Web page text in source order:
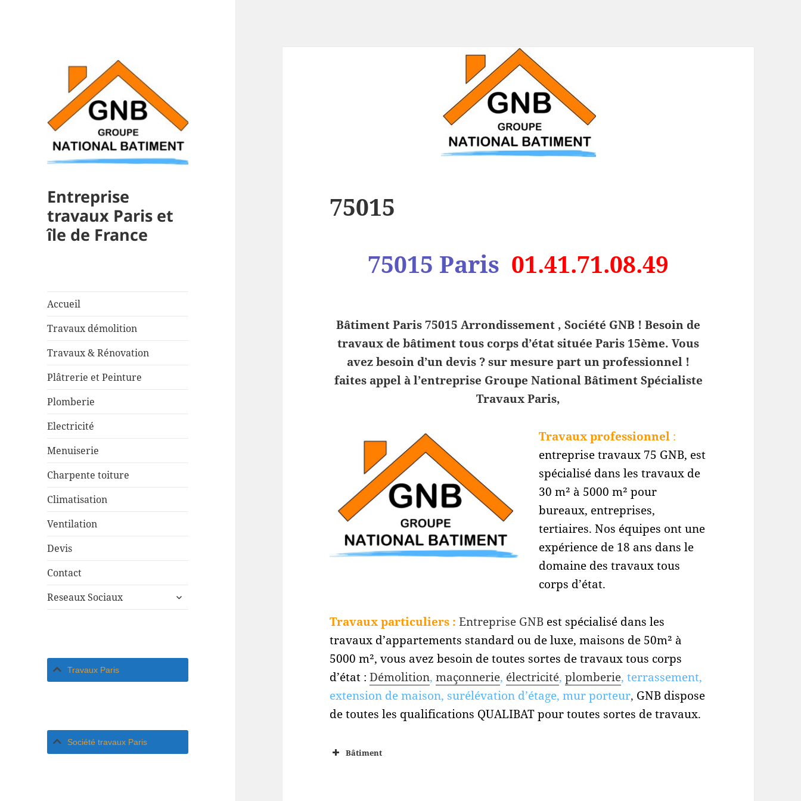
Entreprise
travaux Paris et
île de France
Accueil
Travaux démolition
Travaux & Rénovation
Plâtrerie et Peinture
Plomberie
Electricité
Menuiserie
Charpente toiture
Climatisation
Ventilation
Devis
Contact
Reseaux Sociaux
ouvrir
Travaux Paris
Société travaux Paris
75015
75015 Paris 01.41.71.08.49
Bâtiment Paris 75015 Arrondissement , Société GNB ! Besoin de
travaux de bâtiment tous corps d’état située Paris 15ème. Vous
avez besoin d’un devis ? sur mesure part un professionnel !
faites appel à l’entreprise Groupe National Bâtiment Spécialiste
Travaux Paris,
Travaux professionnel :
entreprise travaux 75 GNB, est
spécialisé dans les travaux de
30 m² à 5000 m² pour
bureaux, entreprises,
tertiaires. Nos équipes ont une
expérience de 18 ans dans le
domaine des travaux tous
corps d’état.
Travaux particuliers : Entreprise GNB est spécialisé dans les
travaux d’appartements standard ou de luxe, maisons de 50m² à
5000 m², vous avez besoin de toutes sortes de travaux tous corps
d’état : Démolition,maçonnerie, électricité,plomberie, terrassement,
extension de maison, surélévation d’étage, mur porteur, GNB dispose
de toutes les qualifications QUALIBAT pour toutes sortes de travaux.
Bâtiment